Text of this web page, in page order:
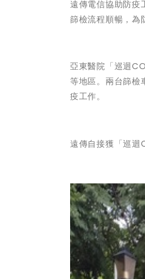
遠傳電信協助防疫
篩檢流程順暢，為
亞東醫院「巡迴
等地區。兩台篩檢
疫工作。
遠傳自接獲「巡迴